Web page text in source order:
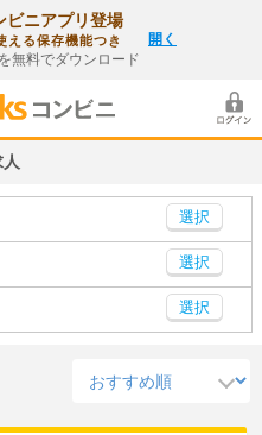
ビニアプリ登場
える保存機能つき
無料でダウンロード
開く
選択
選択